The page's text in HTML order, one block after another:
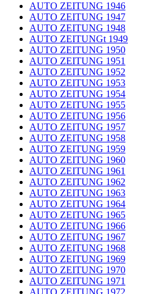
AUTO ZEITUNG 1946
AUTO ZEITUNG 1947
AUTO ZEITUNG 1948
AUTO ZEITUNGt 1949
AUTO ZEITUNG 1950
AUTO ZEITUNG 1951
AUTO ZEITUNG 1952
AUTO ZEITUNG 1953
AUTO ZEITUNG 1954
AUTO ZEITUNG 1955
AUTO ZEITUNG 1956
AUTO ZEITUNG 1957
AUTO ZEITUNG 1958
AUTO ZEITUNG 1959
AUTO ZEITUNG 1960
AUTO ZEITUNG 1961
AUTO ZEITUNG 1962
AUTO ZEITUNG 1963
AUTO ZEITUNG 1964
AUTO ZEITUNG 1965
AUTO ZEITUNG 1966
AUTO ZEITUNG 1967
AUTO ZEITUNG 1968
AUTO ZEITUNG 1969
AUTO ZEITUNG 1970
AUTO ZEITUNG 1971
AUTO ZEITUNG 1972